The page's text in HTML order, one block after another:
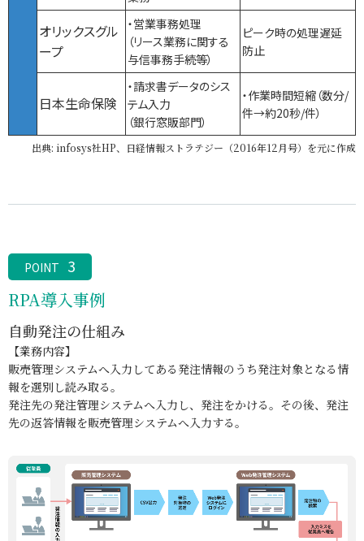
オリックスグル
ープ
・営業事務処理
（リース業務に関する
与信事務手続等）
ピーク時の処理遅延
防止
日本生命保険
・請求書データのシス
テム入力
（銀行窓販部門）
・作業時間短縮（数分/
件→約20秒/件）
出典: infosys社HP、日経情報ストラテジー（2016年12月号）を元に作成
POINT 3
RPA導入事例
自動発注の仕組み
【業務内容】
販売管理システムへ入力してある発注情報のうち発注対象となる情
報を選別し読み取る。
発注先の発注管理システムへ入力し、発注をかける。その後、発注
先の返答情報を販売管理システムへ入力する。